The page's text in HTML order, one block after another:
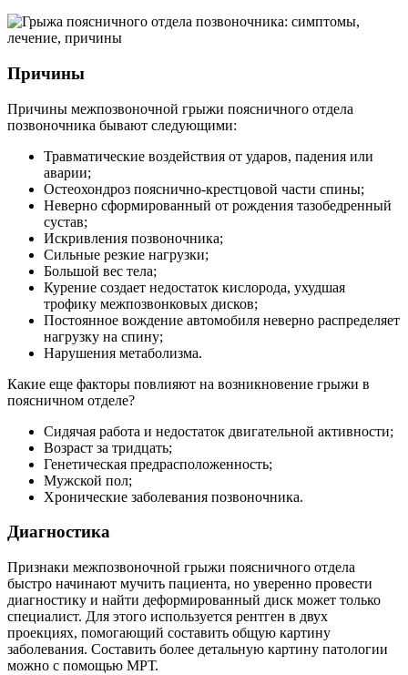
Причины
Причины межпозвоночной грыжи поясничного отдела
позвоночника бывают следующими:
Травматические воздействия от ударов, падения или
аварии;
Остеохондроз пояснично-крестцовой части спины;
Неверно сформированный от рождения тазобедренный
сустав;
Искривления позвоночника;
Сильные резкие нагрузки;
Большой вес тела;
Курение создает недостаток кислорода, ухудшая
трофику межпозвонковых дисков;
Постоянное вождение автомобиля неверно распределяет
нагрузку на спину;
Нарушения метаболизма.
Какие еще факторы повлияют на возникновение грыжи в
поясничном отделе?
Сидячая работа и недостаток двигательной активности;
Возраст за тридцать;
Генетическая предрасположенность;
Мужской пол;
Хронические заболевания позвоночника.
Диагностика
Признаки межпозвоночной грыжи поясничного отдела
быстро начинают мучить пациента, но уверенно провести
диагностику и найти деформированный диск может только
специалист. Для этого используется рентген в двух
проекциях, помогающий составить общую картину
заболевания. Составить более детальную картину патологии
можно с помощью МРТ.